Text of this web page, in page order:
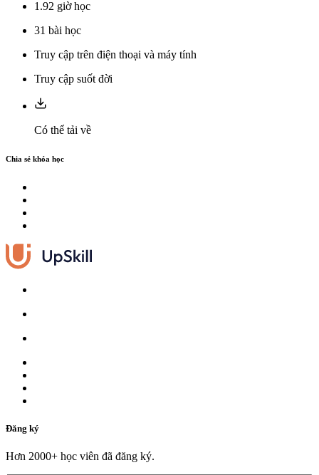
1.92 giờ học
31 bài học
Truy cập trên điện thoại và máy tính
Truy cập suốt đời
Có thể tải về
Chia sẻ khóa học
Đăng ký
Hơn 2000+ học viên đã đăng ký.